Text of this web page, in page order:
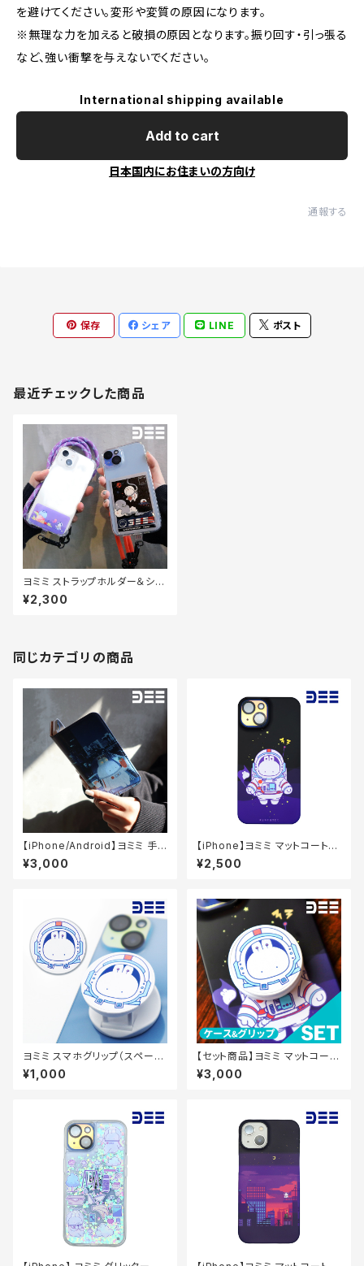
を避けてください。変形や変質の原因になります。
※無理な力を加えると破損の原因となります。振り回す・引っ張る
など、強い衝撃を与えないでください。
International shipping available
Add to cart
日本国内にお住まいの方向け
通報する
保存 シェア LINE ポスト
最近チェックした商品
ヨミミ ストラップホルダー＆ショ
ルダーストラップセット
¥2,300
同じカテゴリの商品
【iPhone/Android】ヨミミ 手
帳型スマホケース
¥3,000
【iPhone】ヨミミ マットコートケ
ース（スペース）
¥2,500
ヨミミ スマホグリップ（スペー
ス）
¥1,000
【セット商品】ヨミミ マットコート
ケース&スマホグリップセット（ス
ペース）
¥3,000